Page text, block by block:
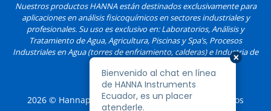
Nuestros productos HANNA están destinados exclusivamente para
aplicaciones en análisis fisicoquímicos en sectores industriales y
profesionales. Su uso es exclusivo en: Laboratorios, Análisis y
Tratamiento de Agua, Agricultura, Piscinas y Spa’s, Procesos
Industriales en Agua (torres de enfriamiento, calderas) e Industria de
2026 © Hannapro, S.A. de C.V. y sus filiales. Todos los